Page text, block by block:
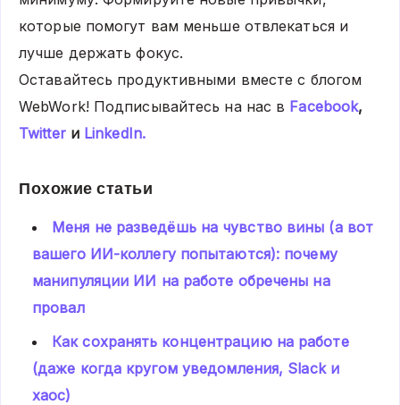
которые помогут вам меньше отвлекаться и
лучше держать фокус.
Оставайтесь продуктивными вместе с блогом
WebWork! Подписывайтесь на нас в Facebook,
Twitterи LinkedIn.
Похожие статьи
Меня не разведёшь на чувство вины (а вот
вашего ИИ-коллегу попытаются): почему
манипуляции ИИ на работе обречены на
провал
Как сохранять концентрацию на работе
(даже когда кругом уведомления, Slack и
хаос)